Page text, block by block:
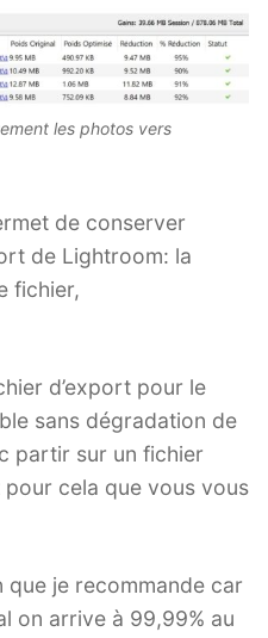
les photos vers
de conserver
de Lightroom: la
fichier,
d’export pour le
sans dégradation de
partir sur un fichier
pour cela que vous vous
que je recommande car
on arrive à 99,99% au